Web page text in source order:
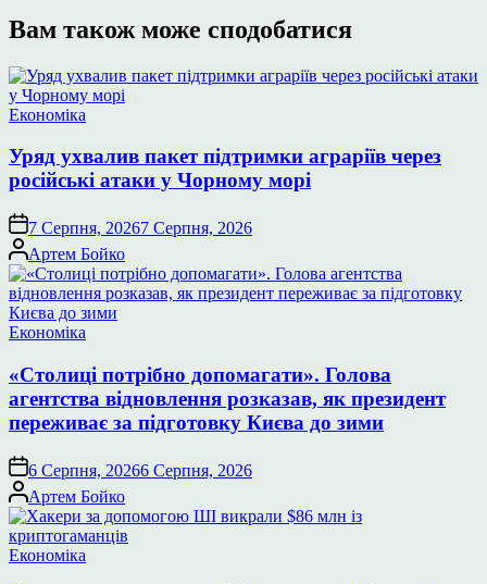
Вам також може сподобатися
Опублікувати
Економіка
Уряд ухвалив пакет підтримки аграріїв через
російські атаки у Чорному морі
7 Серпня, 20267 Серпня, 2026
Опубліковано
Артем Бойко
Опублікувати
Економіка
«Столиці потрібно допомагати». Голова
агентства відновлення розказав, як президент
переживає за підготовку Києва до зими
6 Серпня, 20266 Серпня, 2026
Опубліковано
Артем Бойко
Опублікувати
Економіка